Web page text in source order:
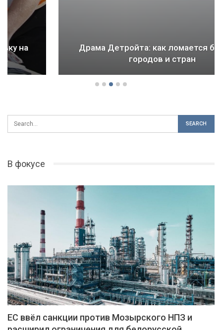
Драма Детройта: как ломается будущее
городов и стран
В фокусе
ЕС ввёл санкции против Мозырского НПЗ и